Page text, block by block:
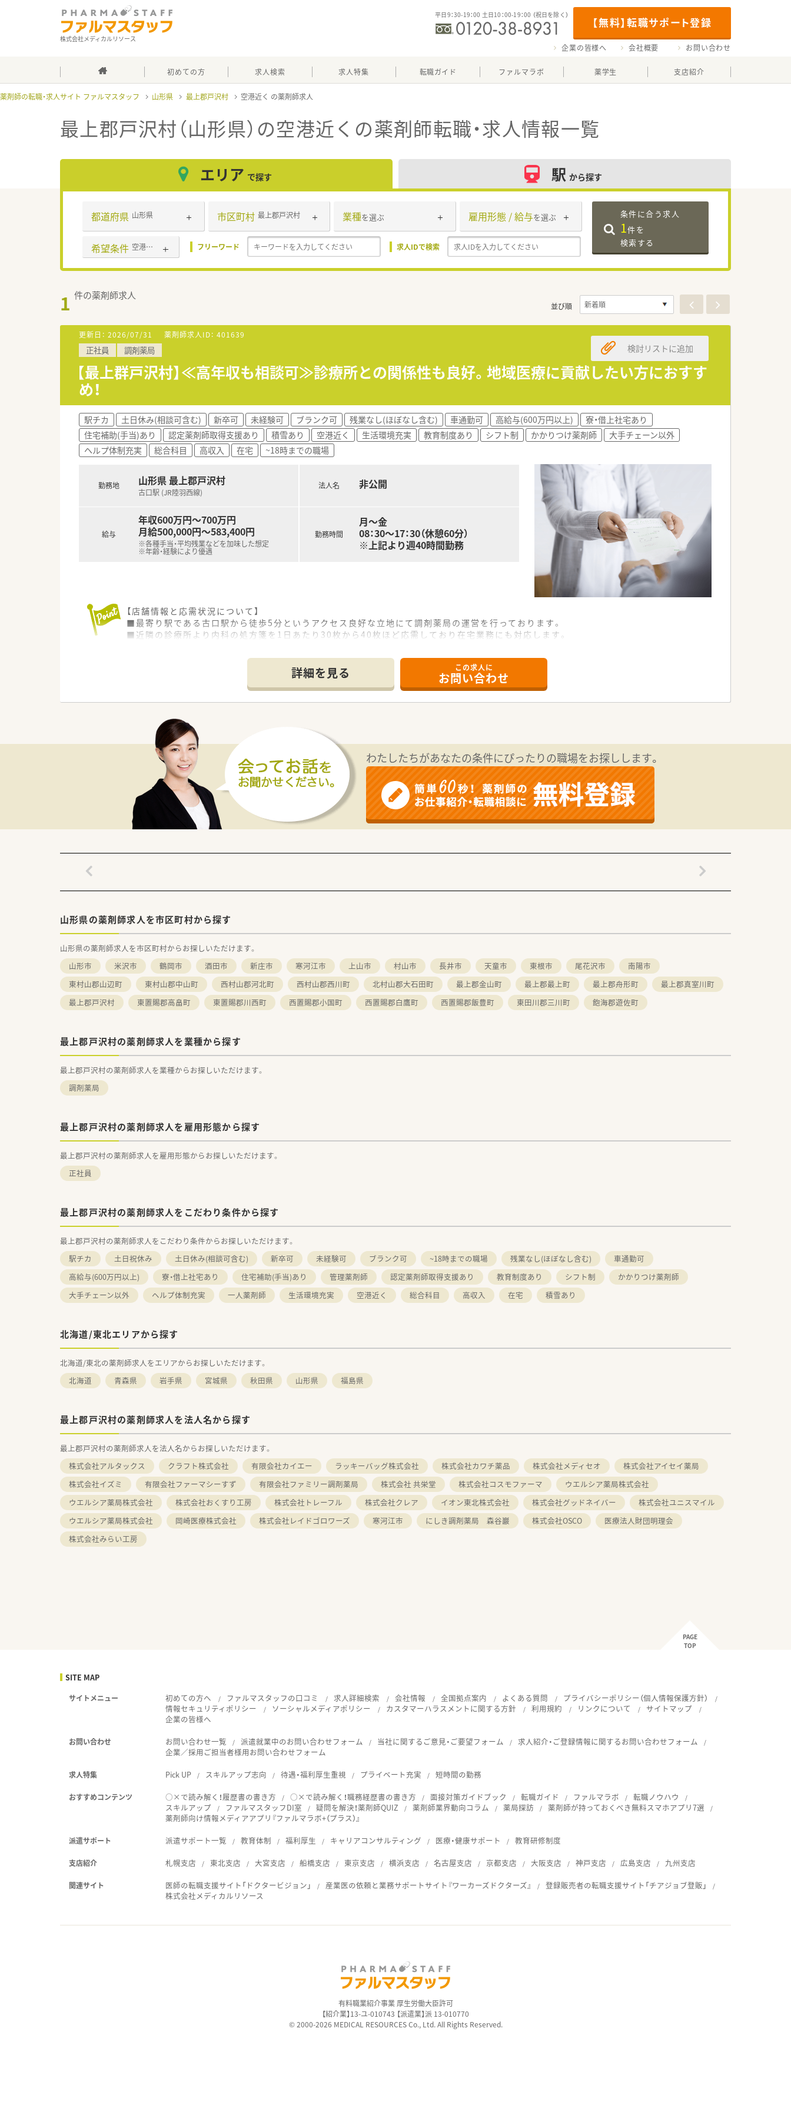
株式会社メディカルリソース
【無料】転職サポート登録
平日9：30-19：00 土日10：00-19：00 （祝日を除く）
企業の皆様へ 会社概要 お問い合わせ
初めての方 求人検索 求人特集 転職ガイド ファルマラボ 薬学生 支店紹介
薬剤師の転職・求人サイト ファルマスタッフ 山形県 最上郡戸沢村 空港近く
最上郡戸沢村（山形県）の空港近く の薬剤師転職・求人情報一覧
エリア で探す 駅 から探す
都道府県 山形県 市区町村 最上郡戸沢村 業種を選ぶ 雇用形態 / 給与を選ぶ
希望条件 空港近く フリーワード 求人IDで検索
条件に合う求人
1件を
検索する
1 件の薬剤師求人
並び順
更新日： 2026/07/31 薬剤師求人ID： 401639
正社員 調剤薬局
【最上群戸沢村】≪高年収も相談可≫診療所との関係性も良好。地域医療に貢献したい方におすす
め！
検討リストに追加
駅チカ 土日休み(相談可含む) 新卒可 未経験可 ブランク可 残業なし(ほぼなし含む) 車通勤可 高給与(600万円以上)
寮・借上社宅あり
住宅補助(手当)あり
認定薬剤師取得支援あり 積雪あり 空港近く 生活環境充実 教育制度あり シフト制 かかりつけ薬剤師
大手チェーン以外
ヘルプ体制充実
総合科目 高収入 在宅 ~18時までの職場
勤務地 山形県 最上郡戸沢村
古口駅 (JR陸羽西線)
給与
年収600万円～700万円
月給500,000円～583,400円
※各種手当・平均残業などを加味した想定
※年齢・経験により優遇
法人名 非公開
勤務時間
月～金
08：30～17：30（休憩60分）
※上記より週40時間勤務
【店舗情報と応需状況について】
■最寄り駅である古口駅から徒歩5分というアクセス良好な立地にて調剤薬局の運営を行っております。
■近隣の診療所より内科の処方箋を1日あたり30枚から40枚ほど応需しており在宅業務にも対応します。
■今回は欠員補充のための急募となっており早期にご入職いただける意欲的な方を歓迎しております。
■患者様とのコミュニケーションを大切にし地域医療に貢献したいという熱意を持つ方を求めております。
■調剤業務の経験をお持ちの方を優遇いたしますが未経験の方でも意欲があればまずはご相談ください。
【法人特徴について】
■山形県最上地区にて3店舗の調剤薬局を運営し居宅介護支援も行うなど地域包括ケアの中核を担います。
■山形県内で第一号となる健康サポート薬局の認定を受けており地域住民の健康維持に積極的に貢献します。
■他職種と緊密に連携しながら患者様の健康生活や病院から在宅へのスムーズな移行を全力で支援します。
詳細を見る この求人に
お問い合わせ
わたしたちがあなたの条件にぴったりの職場をお探しします。
山形県の薬剤師求人を市区町村から探す
山形県の薬剤師求人を市区町村からお探しいただけます。
山形市
米沢市 鶴岡市 酒田市 新庄市 寒河江市 上山市 村山市 長井市 天童市 東根市 尾花沢市
南陽市
東村山郡山辺町
東村山郡中山町 西村山郡河北町 西村山郡西川町 北村山郡大石田町 最上郡金山町 最上郡最上町 最上郡舟形町
最上郡真室川町
最上郡戸沢村
東置賜郡高畠町 東置賜郡川西町 西置賜郡小国町 西置賜郡白鷹町 西置賜郡飯豊町 東田川郡三川町 飽海郡遊佐町
最上郡戸沢村の薬剤師求人を業種から探す
最上郡戸沢村の薬剤師求人を業種からお探しいただけます。
調剤薬局
最上郡戸沢村の薬剤師求人を雇用形態から探す
最上郡戸沢村の薬剤師求人を雇用形態からお探しいただけます。
正社員
最上郡戸沢村の薬剤師求人をこだわり条件から探す
最上郡戸沢村の薬剤師求人をこだわり条件からお探しいただけます。
駅チカ
土日祝休み 土日休み(相談可含む) 新卒可 未経験可 ブランク可 ~18時までの職場 残業なし(ほぼなし含む)
車通勤可
高給与(600万円以上)
寮・借上社宅あり 住宅補助(手当)あり 管理薬剤師 認定薬剤師取得支援あり 教育制度あり シフト制
かかりつけ薬剤師
大手チェーン以外
ヘルプ体制充実 一人薬剤師 生活環境充実 空港近く 総合科目 高収入 在宅 積雪あり
北海道/東北エリアから探す
北海道/東北の薬剤師求人をエリアからお探しいただけます。
北海道
青森県 岩手県 宮城県 秋田県 山形県 福島県
最上郡戸沢村の薬剤師求人を法人名から探す
最上郡戸沢村の薬剤師求人を法人名からお探しいただけます。
株式会社アルタックス
クラフト株式会社 有限会社カイエー ラッキーバッグ株式会社 株式会社カワチ薬品 株式会社メディセオ
株式会社アイセイ薬局
株式会社イズミ
有限会社ファーマシーすず 有限会社ファミリー調剤薬局 株式会社 共栄堂 株式会社コスモファーマ
ウエルシア薬局株式会社
ウエルシア薬局株式会社
株式会社おくすり工房 株式会社トレーフル 株式会社クレア イオン東北株式会社 株式会社グッドネイバー
株式会社ユニスマイル
ウエルシア薬局株式会社
岡崎医療株式会社 株式会社レイドゴロワーズ 寒河江市 にしき調剤薬局 森谷巖 株式会社OSCO
医療法人財団明理会
株式会社みらい工房
PAGE
TOP
SITE MAP
サイトメニュー 初めての方へ ファルマスタッフの口コミ 求人詳細検索 会社情報 全国拠点案内 よくある質問
プライバシーポリシー（個人情報保護方針）
情報セキュリティポリシー
ソーシャルメディアポリシー カスタマーハラスメントに関する方針 利用規約 リンクについて
サイトマップ
企業の皆様へ
お問い合わせ お問い合わせ一覧 派遣就業中のお問い合わせフォーム 当社に関するご意見・ご要望フォーム
求人紹介・ご登録情報に関するお問い合わせフォーム
企業／採用ご担当者様用お問い合わせフォーム
求人特集 Pick UP スキルアップ志向 待遇・福利厚生重視 プライベート充実 短時間の勤務
おすすめコンテンツ ○×で読み解く！履歴書の書き方 ○×で読み解く！職務経歴書の書き方 面接対策ガイドブック 転職ガイド ファルマラボ
転職ノウハウ
スキルアップ
ファルマスタッフDI室 疑問を解決！薬剤師QUIZ 薬剤師業界動向コラム 薬局探訪
薬剤師が持っておくべき無料スマホアプリ7選
薬剤師向け情報メディアアプリ『ファルマラボ+（プラス）』
派遣サポート 派遣サポート一覧 教育体制 福利厚生 キャリアコンサルティング 医療・健康サポート 教育研修制度
支店紹介 札幌支店 東北支店 大宮支店 船橋支店 東京支店 横浜支店 名古屋支店 京都支店 大阪支店 神戸支店 広島支店 九州支店
関連サイト 医師の転職支援サイト「ドクタービジョン」 産業医の依頼と業務サポートサイト『ワーカーズドクターズ』
登録販売者の転職支援サイト「チアジョブ登販」
株式会社メディカルリソース
有料職業紹介事業 厚生労働大臣許可
【紹介業】13-ユ-010743 【派遣業】派 13-010770
© 2000-2026 MEDICAL RESOURCES Co., Ltd. All Rights Reserved.